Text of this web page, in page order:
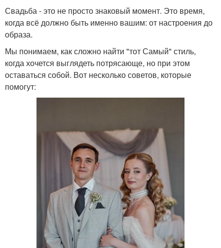
Свадьба - это не просто знаковый момент. Это время,
когда всё должно быть именно вашим: от настроения до
образа.
Мы понимаем, как сложно найти "тот Самый" стиль,
когда хочется выглядеть потрясающе, но при этом
оставаться собой. Вот несколько советов, которые
помогут: